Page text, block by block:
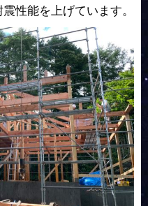
性能を上げています。